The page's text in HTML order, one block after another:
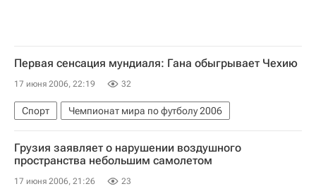
Первая сенсация мундиаля: Гана обыгрывает Чехию
17 июня 2006, 22:19 32
Спорт Чемпионат мира по футболу 2006
Грузия заявляет о нарушении воздушного
пространства небольшим самолетом
17 июня 2006, 21:26 23